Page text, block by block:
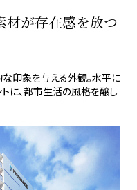
材が存在感を放つ
印象を与える外観。水平に
に、都市生活の風格を醸し